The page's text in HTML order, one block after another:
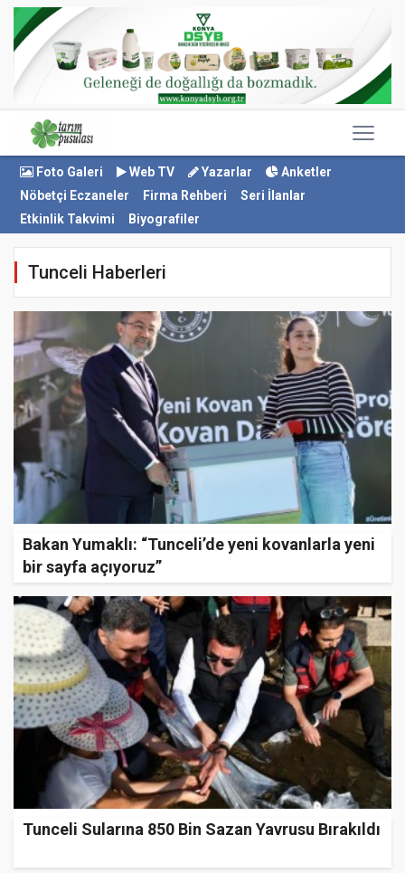
Foto Galeri Web TV Yazarlar
Anketler
Nöbetçi Eczaneler
Firma Rehberi
Seri İlanlar
Etkinlik Takvimi
Biyografiler
Tunceli Haberleri
Bakan Yumaklı: “Tunceli’de yeni kovanlarla yeni
bir sayfa açıyoruz”
Tunceli Sularına 850 Bin Sazan Yavrusu Bırakıldı